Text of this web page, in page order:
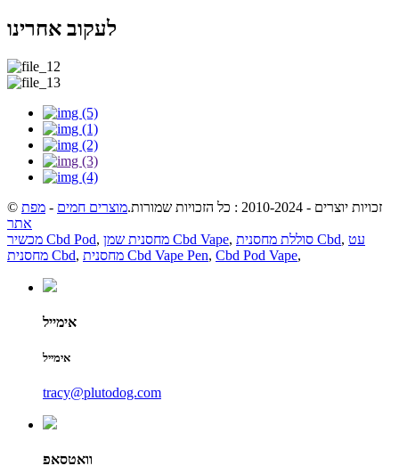
לעקוב אחרינו
© זכויות יוצרים - 2010-2024 : כל הזכויות שמורות. מוצרים חמים - מפת
אתר
מכשיר Cbd Pod, מחסנית שמן Cbd Vape, סוללת מחסנית Cbd, עט
מחסנית Cbd, מחסנית Cbd Vape Pen, Cbd Pod Vape,
אימייל
אימייל
tracy@plutodog.com
וואטסאפ